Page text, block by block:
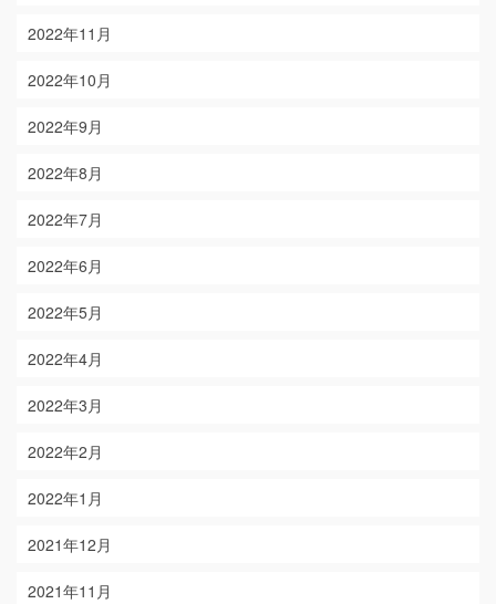
2022年11月
2022年10月
2022年9月
2022年8月
2022年7月
2022年6月
2022年5月
2022年4月
2022年3月
2022年2月
2022年1月
2021年12月
2021年11月